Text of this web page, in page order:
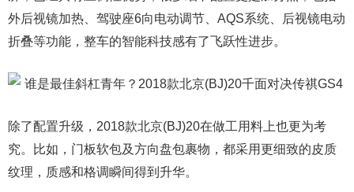
外后视镜加热、驾驶座6向电动调节、AQS系统、后视镜电动
折叠等功能，整车的智能科技感有了飞跃性进步。
除了配置升级，2018款北京(BJ)20在做工用料上也更为考
究。比如，门板软包及方向盘包裹物，都采用更细致的皮质
纹理，质感和格调瞬间得到升华。